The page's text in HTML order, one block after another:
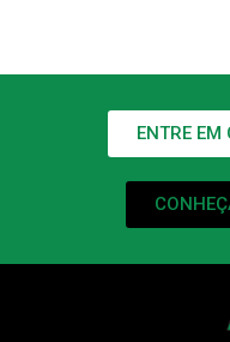
ENTRE EM